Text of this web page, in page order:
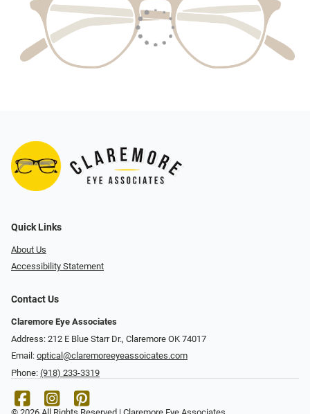
Quick Links
About Us
Accessibility Statement
Contact Us
Claremore Eye Associates
Address: 212 E Blue Starr Dr., Claremore OK 74017
Email: optical@claremoreeyeassoicates.com
Phone: (918) 233-3319